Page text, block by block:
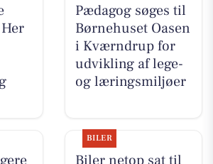
Pædagog søges til
Børnehuset Oasen
i Kværndrup for
udvikling af lege-
og læringsmiljøer
BILER